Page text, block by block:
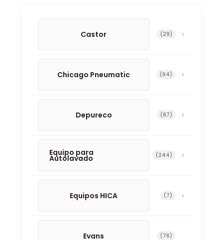
Castor 2929 productos
Chicago Pneumatic 6464 productos
Depureco 8787 productos
Equipo para
Autolavado 244244 productos
Equipos HICA 77 productos
Evans 7676 productos